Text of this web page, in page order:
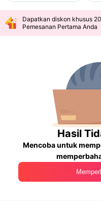
Dapatkan diskon khusus
Pemesanan Pertama Anda
Hasil
Mencoba untuk